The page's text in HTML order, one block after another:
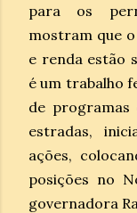
para os
mostram que
e renda estão
é um trabalho
de programas
estradas,
ações,
posições no
governadora